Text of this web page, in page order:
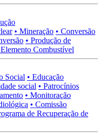
• Mineração • Conversão
• Produção de
Combustível
Social • Educação
social • Patrocínios
• Monitoração
• Comissão
de Recuperação de